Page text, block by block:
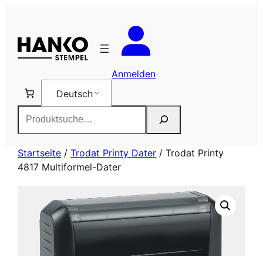
springen
Anmelden
Deutsch
Startseite /Trodat Printy Dater / Trodat Printy
4817 Multiformel-Dater